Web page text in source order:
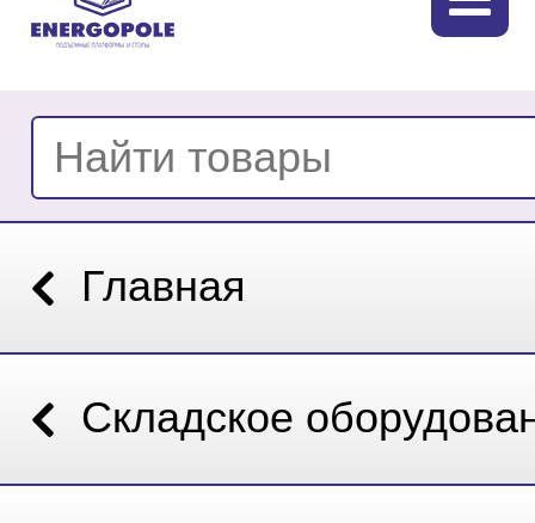
Главная
Складское